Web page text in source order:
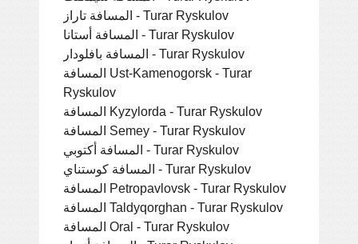
المسافة تاراز - Turar Ryskulov
المسافة أستانا - Turar Ryskulov
المسافة بافلودار - Turar Ryskulov
المسافة Ust-Kamenogorsk - Turar
Ryskulov
المسافة Kyzylorda - Turar Ryskulov
المسافة Semey - Turar Ryskulov
المسافة أكتوبي - Turar Ryskulov
المسافة كوستناي - Turar Ryskulov
المسافة Petropavlovsk - Turar Ryskulov
المسافة Taldyqorghan - Turar Ryskulov
المسافة Oral - Turar Ryskulov